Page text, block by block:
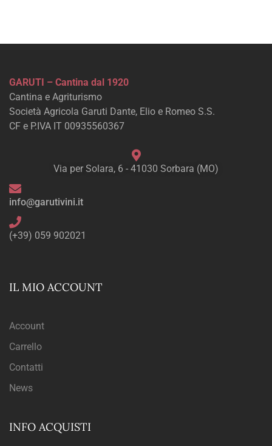
GARUTI – Cantina dal 1920
Cantina e Agriturismo
Società Agricola Garuti Dante, Elio e Romeo S.S.
CF e P.IVA IT 00935560367
Via per Solara, 6 - 41030 Sorbara (MO)
info@garutivini.it
(+39) 059 902021
IL MIO ACCOUNT
Account
Carrello
Contatti
News
INFO ACQUISTI